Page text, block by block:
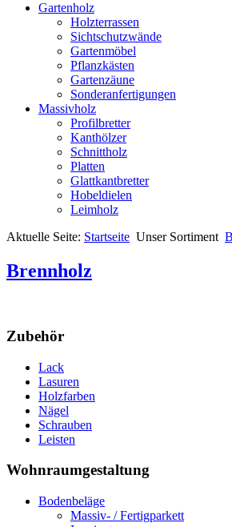
Gartenholz
Holzterrassen
Sichtschutzwände
Gartenmöbel
Pflanzkästen
Gartenzäune
Sonderanfertigungen
Massivholz
Profilbretter
Kanthölzer
Schnittholz
Platten
Glattkantbretter
Hobeldielen
Leimholz
Aktuelle Seite: Startseite Unser Sortiment
Brennholz
Zubehör
Lack
Lasuren
Holzfarben
Nägel
Schrauben
Leisten
Wohnraumgestaltung
Bodenbeläge
Massiv- / Fertigparkett